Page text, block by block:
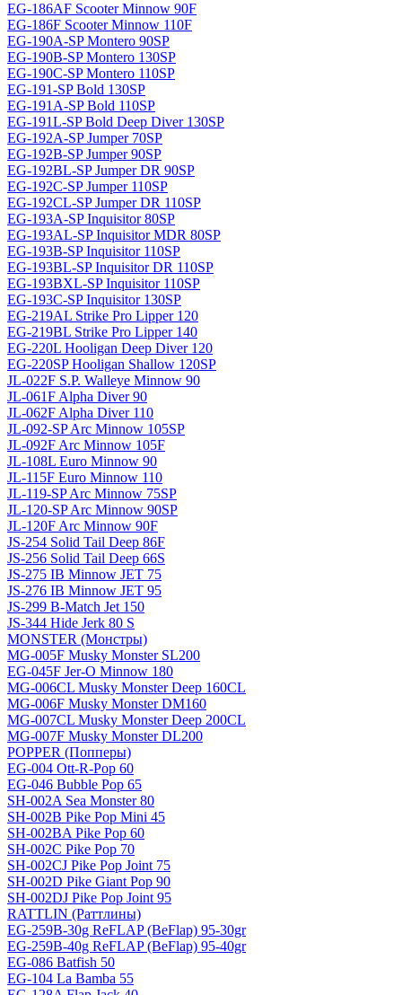
EG-186AF Scooter Minnow 90F
EG-186F Scooter Minnow 110F
EG-190A-SP Montero 90SP
EG-190B-SP Montero 130SP
EG-190C-SP Montero 110SP
EG-191-SP Bold 130SP
EG-191A-SP Bold 110SP
EG-191L-SP Bold Deep Diver 130SP
EG-192A-SP Jumper 70SP
EG-192B-SP Jumper 90SP
EG-192BL-SP Jumper DR 90SP
EG-192C-SP Jumper 110SP
EG-192CL-SP Jumper DR 110SP
EG-193A-SP Inquisitor 80SP
EG-193AL-SP Inquisitor MDR 80SP
EG-193B-SP Inquisitor 110SP
EG-193BL-SP Inquisitor DR 110SP
EG-193BXL-SP Inquisitor 110SP
EG-193C-SP Inquisitor 130SP
EG-219AL Strike Pro Lipper 120
EG-219BL Strike Pro Lipper 140
EG-220L Hooligan Deep Diver 120
EG-220SP Hooligan Shallow 120SP
JL-022F S.P. Walleye Minnow 90
JL-061F Alpha Diver 90
JL-062F Alpha Diver 110
JL-092-SP Arc Minnow 105SP
JL-092F Arc Minnow 105F
JL-108L Euro Minnow 90
JL-115F Euro Minnow 110
JL-119-SP Arc Minnow 75SP
JL-120-SP Arc Minnow 90SP
JL-120F Arc Minnow 90F
JS-254 Solid Tail Deep 86F
JS-256 Solid Tail Deep 66S
JS-275 IB Minnow JET 75
JS-276 IB Minnow JET 95
JS-299 B-Match Jet 150
JS-344 Hide Jerk 80 S
MONSTER (Монстры)
MG-005F Musky Monster SL200
EG-045F Jer-O Minnow 180
MG-006CL Musky Monster Deep 160CL
MG-006F Musky Monster DM160
MG-007CL Musky Monster Deep 200CL
MG-007F Musky Monster DL200
POPPER (Попперы)
EG-004 Ott-R-Pop 60
EG-046 Bubble Pop 65
SH-002A Sea Monster 80
SH-002B Pike Pop Mini 45
SH-002BA Pike Pop 60
SH-002C Pike Pop 70
SH-002CJ Pike Pop Joint 75
SH-002D Pike Giant Pop 90
SH-002DJ Pike Pop Joint 95
RATTLIN (Раттлины)
EG-259B-30g ReFLAP (BeFlap) 95-30gr
EG-259B-40g ReFLAP (BeFlap) 95-40gr
EG-086 Batfish 50
EG-104 La Bamba 55